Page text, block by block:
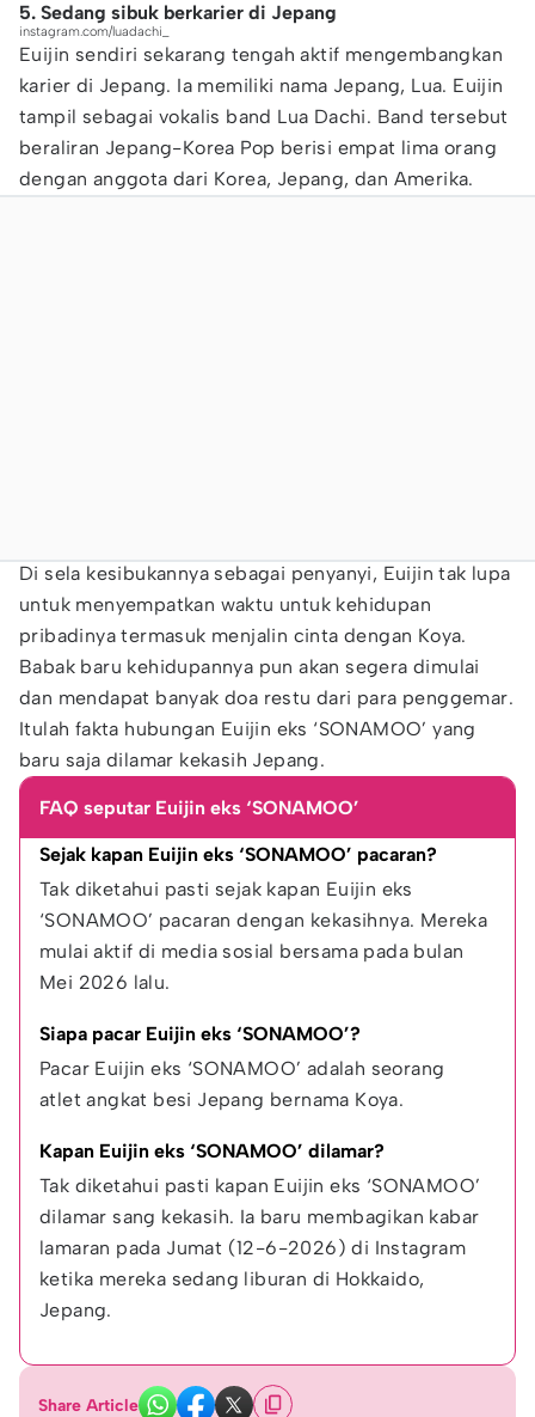
5. Sedang sibuk berkarier di Jepang
instagram.com/luadachi_
Euijin sendiri sekarang tengah aktif mengembangkan
karier di Jepang. Ia memiliki nama Jepang, Lua. Euijin
tampil sebagai vokalis band Lua Dachi. Band tersebut
beraliran Jepang-Korea Pop berisi empat lima orang
dengan anggota dari Korea, Jepang, dan Amerika.
Di sela kesibukannya sebagai penyanyi, Euijin tak lupa
untuk menyempatkan waktu untuk kehidupan
pribadinya termasuk menjalin cinta dengan Koya.
Babak baru kehidupannya pun akan segera dimulai
dan mendapat banyak doa restu dari para penggemar.
Itulah fakta hubungan Euijin eks ‘SONAMOO’ yang
baru saja dilamar kekasih Jepang.
FAQ seputar Euijin eks ‘SONAMOO’
Sejak kapan Euijin eks ‘SONAMOO’ pacaran?
Tak diketahui pasti sejak kapan Euijin eks
‘SONAMOO’ pacaran dengan kekasihnya. Mereka
mulai aktif di media sosial bersama pada bulan
Mei 2026 lalu.
Siapa pacar Euijin eks ‘SONAMOO’?
Pacar Euijin eks ‘SONAMOO’ adalah seorang
atlet angkat besi Jepang bernama Koya.
Kapan Euijin eks ‘SONAMOO’ dilamar?
Tak diketahui pasti kapan Euijin eks ‘SONAMOO’
dilamar sang kekasih. Ia baru membagikan kabar
lamaran pada Jumat (12-6-2026) di Instagram
ketika mereka sedang liburan di Hokkaido,
Jepang.
Share Article